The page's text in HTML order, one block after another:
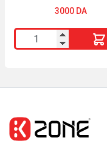
plastique
3000 DA
quantité
de
numérotée
TOUR